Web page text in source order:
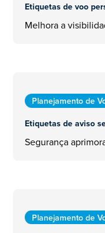
Etiquetas de voo
Melhora a
Planejamento de
Etiquetas de aviso
Segurança
Planejamento de